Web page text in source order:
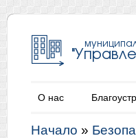
О нас
Начало »